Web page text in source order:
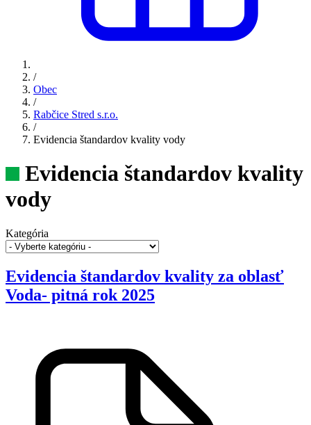
/
Obec
/
Rabčice Stred s.r.o.
/
Evidencia štandardov kvality vody
Evidencia štandardov kvality
vody
Kategória
Evidencia štandardov kvality za oblasť
Voda- pitná rok 2025